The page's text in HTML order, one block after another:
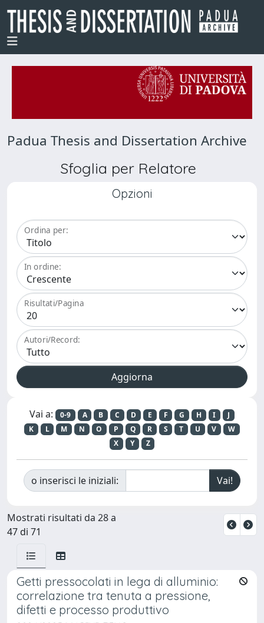
Padua Thesis and Dissertation Archive
Sfoglia per Relatore
Opzioni
Ordina per:
In ordine:
Risultati/Pagina
Autori/Record:
Vai a: 0-9 A B C D E F G H I
J
K
L M N O P Q R S T U V
W
X
Y Z
o inserisci le iniziali:
Mostrati risultati da 28 a
47 di 71
Getti pressocolati in lega di alluminio:
correlazione tra tenuta a pressione,
difetti e processo produttivo